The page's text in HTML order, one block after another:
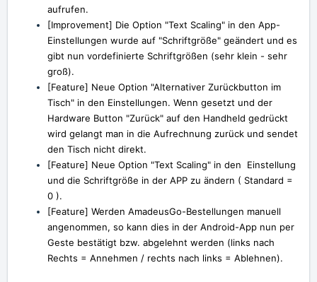
aufrufen.
[Improvement] Die Option "Text Scaling" in den App-
Einstellungen wurde auf "Schriftgröße" geändert und es
gibt nun vordefinierte Schriftgrößen (sehr klein - sehr
groß).
[Feature] Neue Option "Alternativer Zurückbutton im
Tisch" in den Einstellungen. Wenn gesetzt und der
Hardware Button "Zurück" auf den Handheld gedrückt
wird gelangt man in die Aufrechnung zurück und sendet
den Tisch nicht direkt.
[Feature] Neue Option "Text Scaling" in den Einstellung
und die Schriftgröße in der APP zu ändern ( Standard =
0 ).
[Feature] Werden AmadeusGo-Bestellungen manuell
angenommen, so kann dies in der Android-App nun per
Geste bestätigt bzw. abgelehnt werden (links nach
Rechts = Annehmen / rechts nach links = Ablehnen).